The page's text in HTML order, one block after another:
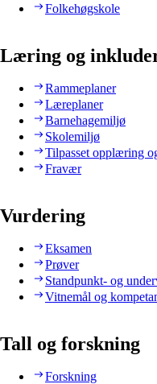
Folkehøgskole
Læring og
Rammeplaner
Læreplaner
Barnehagemiljø
Skolemiljø
Tilpasset opplæring
Fravær
Vurdering
Eksamen
Prøver
Standpunkt- og
Vitnemål og
Tall og forskning
Forskning